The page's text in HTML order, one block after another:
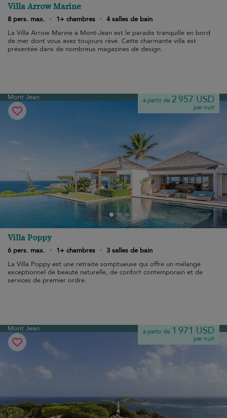
Villa Arrow Marine
8 pers. max. · 1+ chambres · 4 salles de bain
La Villa Arrow Marine à Mont-Jean est le paradis tranquille en bord
de mer dont vous avez toujours rêvé. Cette charmante villa est
présentée dans de nombreux magazines de design.
Mont Jean à partir de 2 957 USD
par nuit
Villa Poppy
6 pers. max. · 1+ chambres · 3 salles de bain
La Villa Poppy est une retraite somptueuse qui offre un mélange
exceptionnel de beauté naturelle, de confort contemporain et de
services de premier ordre.
Mont Jean à partir de 1 971 USD
par nuit